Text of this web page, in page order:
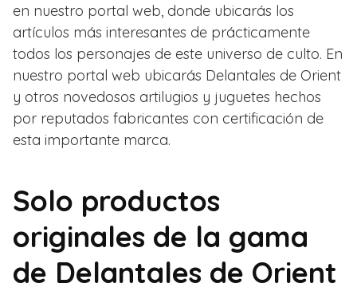
en nuestro portal web, donde ubicarás los
artículos más interesantes de prácticamente
todos los personajes de este universo de culto. En
nuestro portal web ubicarás Delantales de Orient
y otros novedosos artilugios y juguetes hechos
por reputados fabricantes con certificación de
esta importante marca.
Solo productos
originales de la gama
de Delantales de Orient